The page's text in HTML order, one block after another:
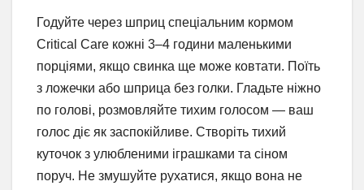
Годуйте через шприц спеціальним кормом
Critical Care кожні 3–4 години маленькими
порціями, якщо свинка ще може ковтати. Поїть
з ложечки або шприца без голки. Гладьте ніжно
по голові, розмовляйте тихим голосом — ваш
голос діє як заспокійливе. Створіть тихий
куточок з улюбленими іграшками та сіном
поруч. Не змушуйте рухатися, якщо вона не